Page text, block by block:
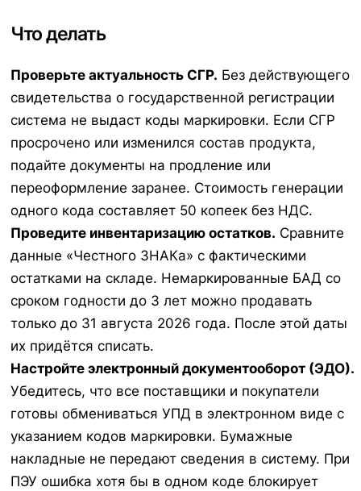
Что делать
Проверьте актуальность СГР. Без действующего
свидетельства о государственной регистрации
система не выдаст коды маркировки. Если СГР
просрочено или изменился состав продукта,
подайте документы на продление или
переоформление заранее. Стоимость генерации
одного кода составляет 50 копеек без НДС.
Проведите инвентаризацию остатков. Сравните
данные «Честного ЗНАКа» с фактическими
остатками на складе. Немаркированные БАД со
сроком годности до 3 лет можно продавать
только до 31 августа 2026 года. После этой даты
их придётся списать.
Настройте электронный документооборот (ЭДО).
Убедитесь, что все поставщики и покупатели
готовы обмениваться УПД в электронном виде с
указанием кодов маркировки. Бумажные
накладные не передают сведения в систему. При
ПЭУ ошибка хотя бы в одном коде блокирует